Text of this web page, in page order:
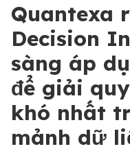
Quantexa
Decision
sàng áp
để giải
khó nhất
mảnh dữ